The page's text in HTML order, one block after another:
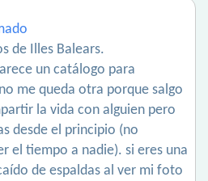
de Illes Balears.
un catálogo para
me queda otra porque salgo
la vida con alguien pero
desde el principio (no
el tiempo a nadie). si eres una
de espaldas al ver mi foto